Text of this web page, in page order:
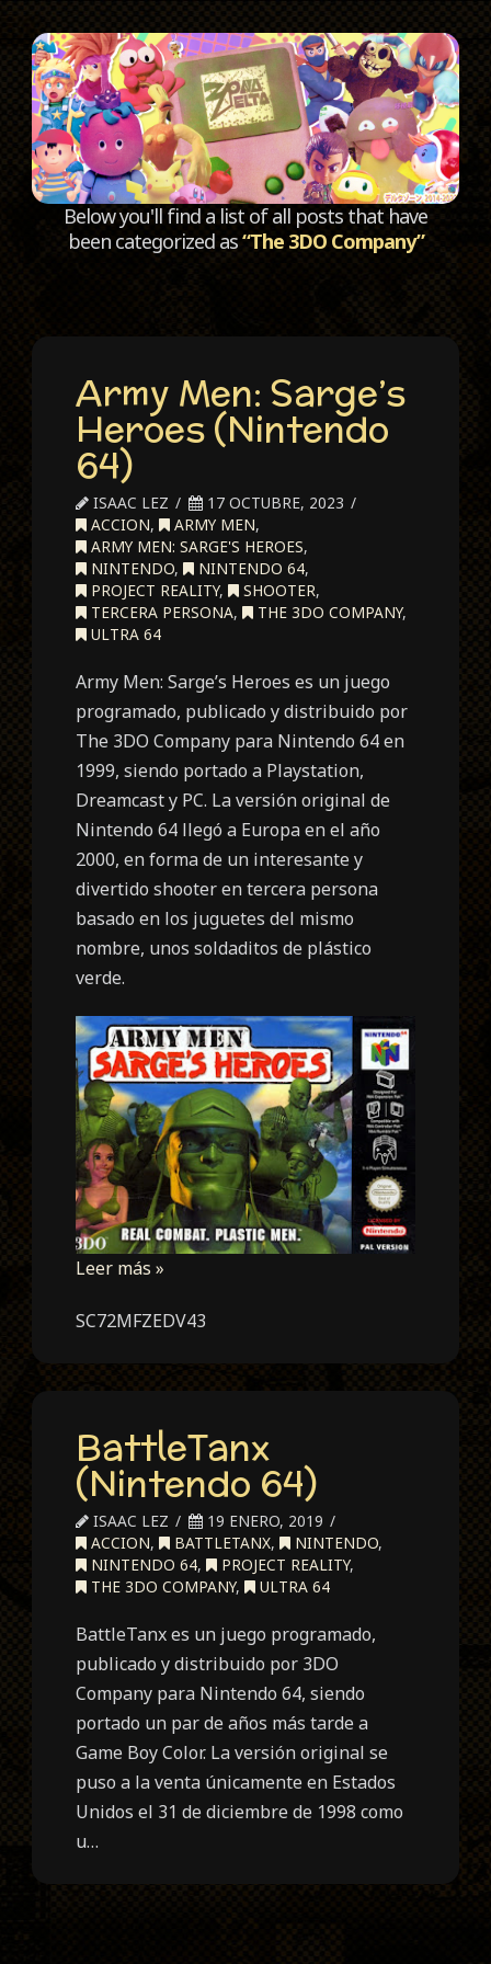
Below you'll find a list of all posts that have
been categorized as“The 3DO Company”
Army Men: Sarge’s
Heroes (Nintendo
64)
ISAAC LEZ
17 OCTUBRE, 2023
ACCION, ARMY MEN,
ARMY MEN: SARGE'S HEROES,
NINTENDO, NINTENDO 64,
PROJECT REALITY, SHOOTER,
TERCERA PERSONA, THE 3DO COMPANY,
ULTRA 64
Army Men: Sarge’s Heroes es un juego
programado, publicado y distribuido por
The 3DO Company para Nintendo 64 en
1999, siendo portado a Playstation,
Dreamcast y PC. La versión original de
Nintendo 64 llegó a Europa en el año
2000, en forma de un interesante y
divertido shooter en tercera persona
basado en los juguetes del mismo
nombre, unos soldaditos de plástico
verde.
Leer más »
SC72MFZEDV43
BattleTanx
(Nintendo 64)
ISAAC LEZ
19 ENERO, 2019
ACCION, BATTLETANX, NINTENDO,
NINTENDO 64, PROJECT REALITY,
THE 3DO COMPANY, ULTRA 64
BattleTanx es un juego programado,
publicado y distribuido por 3DO
Company para Nintendo 64, siendo
portado un par de años más tarde a
Game Boy Color. La versión original se
puso a la venta únicamente en Estados
Unidos el 31 de diciembre de 1998 como
u…